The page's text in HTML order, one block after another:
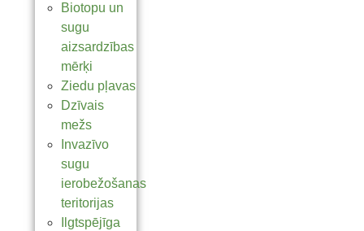
Biotopu un
sugu
aizsardzības
mērķi
Ziedu pļavas
Dzīvais
mežs
Invazīvo
sugu
ierobežošanas
teritorijas
Ilgtspējīga